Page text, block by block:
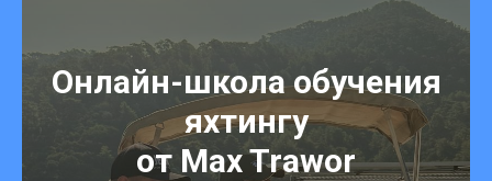
Онлайн-школа обучения
яхтингу
от Max Trawor